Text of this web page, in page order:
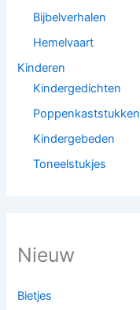
Bijbelverhalen
Hemelvaart
Kinderen
Kindergedichten
Poppenkaststukken
Kindergebeden
Toneelstukjes
Nieuw
Bietjes